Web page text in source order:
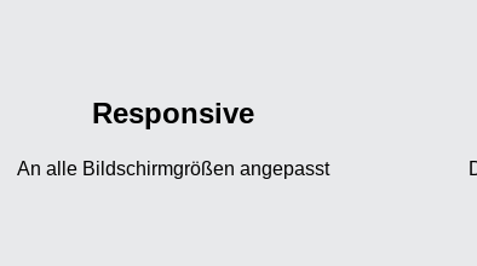
Responsive
An alle Bildschirmgrößen angepasst